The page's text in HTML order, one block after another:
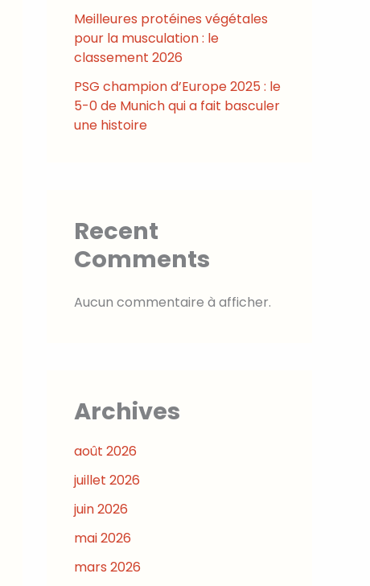
Meilleures protéines végétales
pour la musculation : le
classement 2026
PSG champion d’Europe 2025 : le
5-0 de Munich qui a fait basculer
une histoire
Recent
Comments
Aucun commentaire à afficher.
Archives
août 2026
juillet 2026
juin 2026
mai 2026
mars 2026